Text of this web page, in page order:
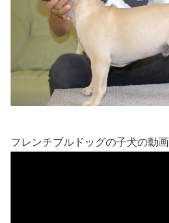
フレンチブルドッグの子犬の動画